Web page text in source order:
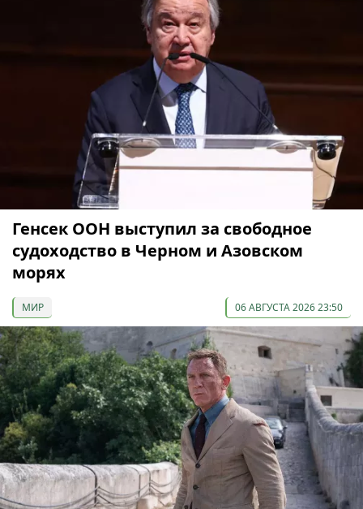
Генсек ООН выступил за свободное
судоходство в Черном и Азовском
морях
МИР 06 АВГУСТА 2026 23:50